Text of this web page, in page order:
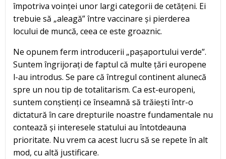
împotriva voinței unor largi categorii de cetățeni. Ei
trebuie să „aleagă” între vaccinare și pierderea
locului de muncă, ceea ce este groaznic.
Ne opunem ferm introducerii „pașaportului verde”.
Suntem îngrijorați de faptul că multe țări europene
l-au introdus. Se pare că întregul continent alunecă
spre un nou tip de totalitarism. Ca est-europeni,
suntem conștienți ce înseamnă să trăiești într-o
dictatură în care drepturile noastre fundamentale nu
contează și interesele statului au întotdeauna
prioritate. Nu vrem ca acest lucru să se repete în alt
mod, cu altă justificare.